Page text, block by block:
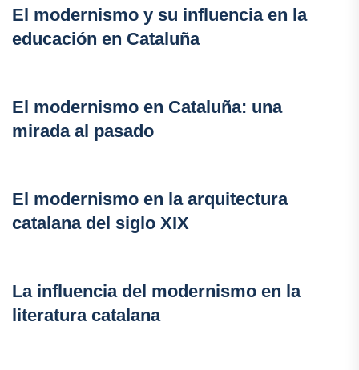
El modernismo y su influencia en la
educación en Cataluña
El modernismo en Cataluña: una
mirada al pasado
El modernismo en la arquitectura
catalana del siglo XIX
La influencia del modernismo en la
literatura catalana